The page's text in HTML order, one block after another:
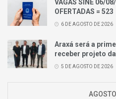
VAGAS SINE 06/
OFERTADAS = 523
6 DE AGOSTO DE 2026
Araxá será a
receber projeto
5 DE AGOSTO DE 2026